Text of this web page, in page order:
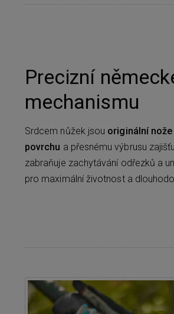
Precizní
mechanismu
Srdcem nůžek jsou originální
povrchu a přesnému výbrusu
zabraňuje zachytávání odřezků a
pro maximální životnost a